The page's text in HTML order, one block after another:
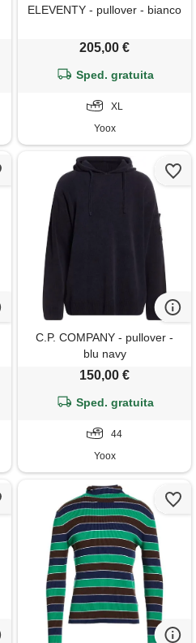
ELEVENTY - pullover - bianco
205,00 €
Sped. gratuita
XL
Yoox
C.P. COMPANY - pullover -
blu navy
150,00 €
Sped. gratuita
44
Yoox